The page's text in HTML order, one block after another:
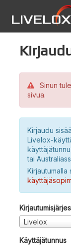
Sinun
sivua.
Kirjaudu
Livelox-
tai
Kirjautumalla
Livelox
Käyttäjätunnus